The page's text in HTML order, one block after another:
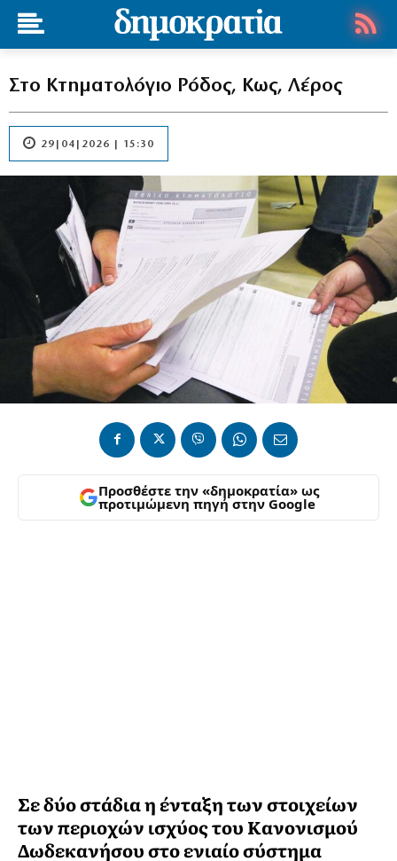
Στο Κτηματολόγιο Ρόδος, Κως, Λέρος
29|04|2026 | 15:30
Προσθέστε την «δημοκρατία» ως
προτιμώμενη πηγή στην Google
Σε δύο στάδια η ένταξη των στοιχείων
των περιοχών ισχύος του Κανονισμού
Δωδεκανήσου στο ενιαίο σύστημα